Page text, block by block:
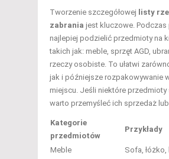
Tworzenie szczegółowej listy
zabrania jest kluczowe. Podczas
najlepiej podzielić przedmioty na
takich jak: meble, sprzęt AGD,
rzeczy osobiste. To ułatwi
jak i późniejsze rozpakowywanie
miejscu. Jeśli niektóre przedmioty
warto przemyśleć ich sprzedaż
Kategorie
przedmiotów
Przykłady
Meble Sofa, łóżko,